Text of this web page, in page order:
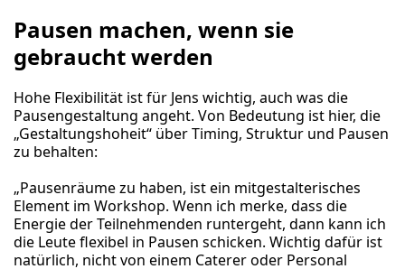
Pausen machen, wenn sie
gebraucht werden
Hohe Flexibilität ist für Jens wichtig, auch was die
Pausengestaltung angeht. Von Bedeutung ist hier, die
„Gestaltungshoheit“ über Timing, Struktur und Pausen
zu behalten:
„Pausenräume zu haben, ist ein mitgestalterisches
Element im Workshop. Wenn ich merke, dass die
Energie der Teilnehmenden runtergeht, dann kann ich
die Leute flexibel in Pausen schicken. Wichtig dafür ist
natürlich, nicht von einem Caterer oder Personal